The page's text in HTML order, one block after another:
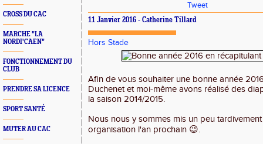
CROSS DU CAC
MARCHE "LA
NORDI'CAEN"
FONCTIONNEMENT DU
CLUB
PRENDRE SA LICENCE
SPORT SANTÉ
MUTER AU CAC
Tweet
11 Janvier 2016 - Catherine Tillard
Hors Stade
Afin de vous souhaiter une bonne année
Duchenet et moi-même avons réalisé des
la saison 2014/2015.
Nous nous y sommes mis un peu
organisation l'an prochain 😉.